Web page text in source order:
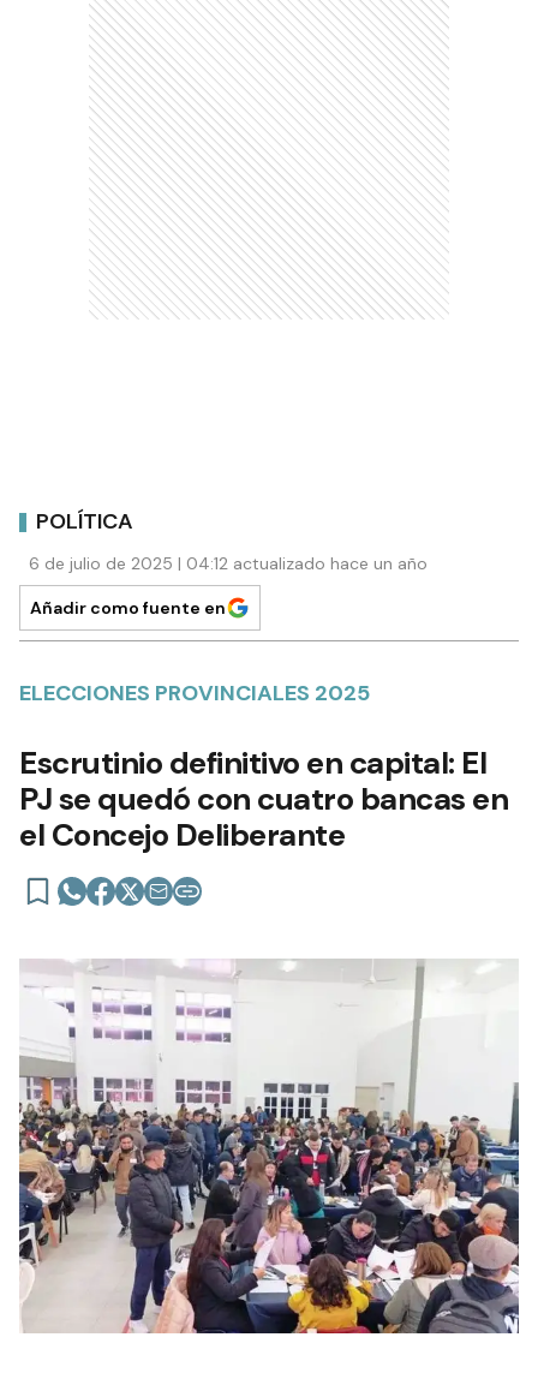
POLÍTICA
6 de julio de 2025 | 04:12 actualizado hace un año
Añadir como fuente en
ELECCIONES PROVINCIALES 2025
Escrutinio definitivo en capital: El
PJ se quedó con cuatro bancas en
el Concejo Deliberante